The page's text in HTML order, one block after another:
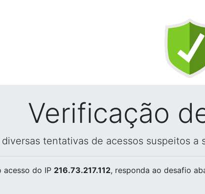
Verificação
tentativas de acessos suspeitos a
acesso do IP 216.73.217.112, responda ao desafio